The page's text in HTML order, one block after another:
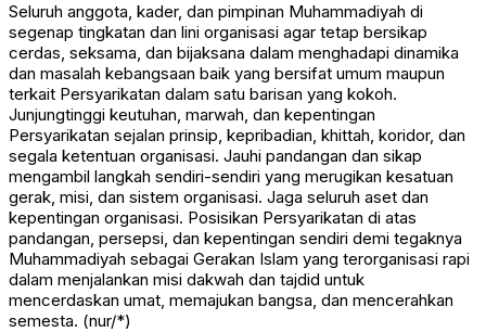
Seluruh anggota, kader, dan pimpinan Muhammadiyah di
segenap tingkatan dan lini organisasi agar tetap bersikap
cerdas, seksama, dan bijaksana dalam menghadapi dinamika
dan masalah kebangsaan baik yang bersifat umum maupun
terkait Persyarikatan dalam satu barisan yang kokoh.
Junjungtinggi keutuhan, marwah, dan kepentingan
Persyarikatan sejalan prinsip, kepribadian, khittah, koridor, dan
segala ketentuan organisasi. Jauhi pandangan dan sikap
mengambil langkah sendiri-sendiri yang merugikan kesatuan
gerak, misi, dan sistem organisasi. Jaga seluruh aset dan
kepentingan organisasi. Posisikan Persyarikatan di atas
pandangan, persepsi, dan kepentingan sendiri demi tegaknya
Muhammadiyah sebagai Gerakan Islam yang terorganisasi rapi
dalam menjalankan misi dakwah dan tajdid untuk
mencerdaskan umat, memajukan bangsa, dan mencerahkan
semesta. (nur/*)